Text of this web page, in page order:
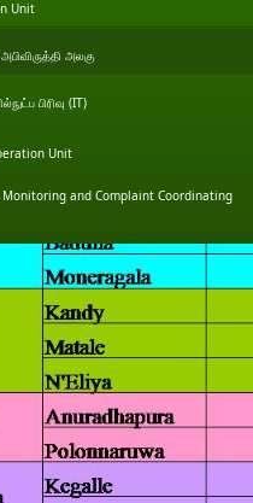
Unit
அலகு
பிரிவு (IT)
Unit
Monitoring and Complaint Coordinating